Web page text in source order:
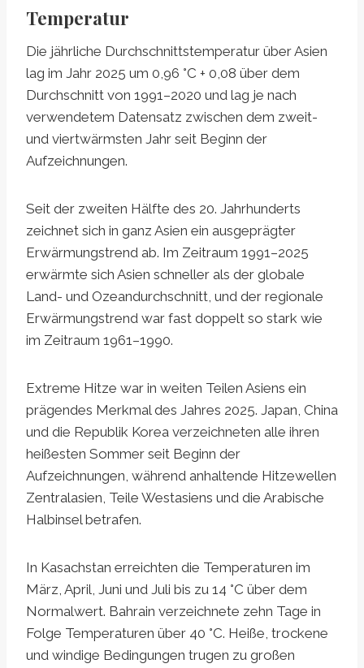
Temperatur
Die jährliche Durchschnittstemperatur über Asien
lag im Jahr 2025 um 0,96 °C + 0,08 über dem
Durchschnitt von 1991–2020 und lag je nach
verwendetem Datensatz zwischen dem zweit-
und viertwärmsten Jahr seit Beginn der
Aufzeichnungen.
Seit der zweiten Hälfte des 20. Jahrhunderts
zeichnet sich in ganz Asien ein ausgeprägter
Erwärmungstrend ab. Im Zeitraum 1991–2025
erwärmte sich Asien schneller als der globale
Land- und Ozeandurchschnitt, und der regionale
Erwärmungstrend war fast doppelt so stark wie
im Zeitraum 1961–1990.
Extreme Hitze war in weiten Teilen Asiens ein
prägendes Merkmal des Jahres 2025. Japan, China
und die Republik Korea verzeichneten alle ihren
heißesten Sommer seit Beginn der
Aufzeichnungen, während anhaltende Hitzewellen
Zentralasien, Teile Westasiens und die Arabische
Halbinsel betrafen.
In Kasachstan erreichten die Temperaturen im
März, April, Juni und Juli bis zu 14 °C über dem
Normalwert. Bahrain verzeichnete zehn Tage in
Folge Temperaturen über 40 °C. Heiße, trockene
und windige Bedingungen trugen zu großen